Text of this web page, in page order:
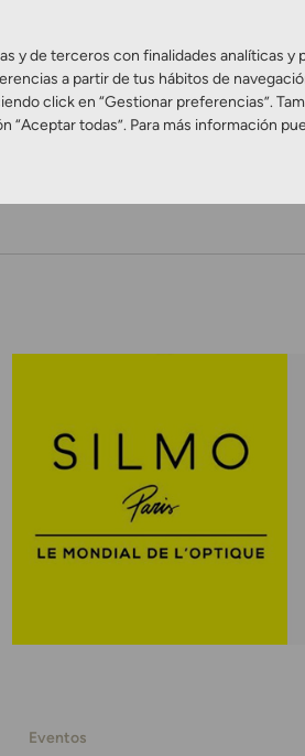
Eventos
y de terceros con finalidades analíticas y
a partir de tus hábitos de
click en “Gestionar preferencias”.
“Aceptar todas”. Para más información